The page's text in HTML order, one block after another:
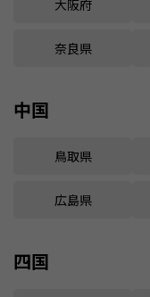
大阪府
奈良県
中国
鳥取県
広島県
四国